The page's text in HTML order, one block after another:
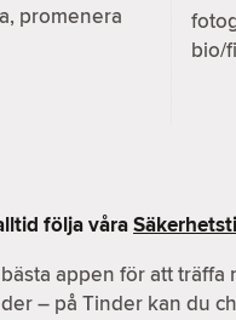
promenera
bio/
följa våra
appen för att
– på Tinder kan du